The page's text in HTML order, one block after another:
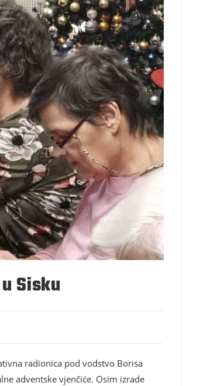
Sisku
radionica pod vodstvo Borisa
adventske vjenčiće. Osim izrade